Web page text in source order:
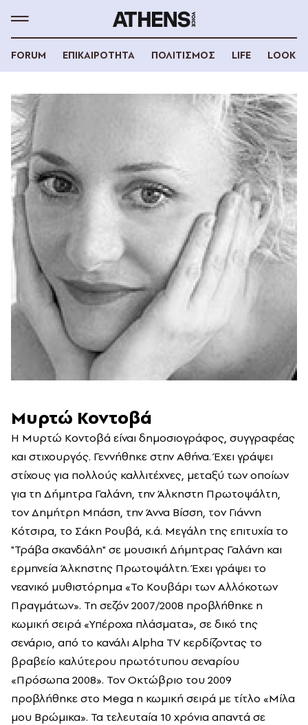
FORUM ΕΠΙΚΑΙΡΟΤΗΤΑ ΠΟΛΙΤΙΣΜΟΣ LIFE LOOK
Μυρτώ Κοντοβά
Η Μυρτώ Κοντοβά είναι δημοσιογράφος, συγγραφέας
και στιχουργός. Γεννήθηκε στην Αθήνα. Έχει γράψει
στίχους για πολλούς καλλιτέχνες, μεταξύ των οποίων
για τη Δήμητρα Γαλάνη, την Άλκηστη Πρωτοψάλτη,
τον Δημήτρη Μπάση, την Άννα Βίσση, τον Γιάννη
Κότσιρα, το Σάκη Ρουβά, κ.ά. Μεγάλη της επιτυχία το
"Τράβα σκανδάλη" σε μουσική Δήμητρας Γαλάνη και
ερμηνεία Άλκηστης Πρωτοψάλτη. Έχει γράψει το
νεανικό μυθιστόρημα «Το Κουβάρι των Αλλόκοτων
Πραγμάτων». Τη σεζόν 2007/2008 προβλήθηκε η
κωμική σειρά «Υπέροχα πλάσματα», σε δικό της
σενάριο, από το κανάλι Alpha TV κερδίζοντας το
βραβείο καλύτερου πρωτότυπου σεναρίου
«Πρόσωπα 2008». Τον Οκτώβριο του 2009
προβλήθηκε στο Mega η κωμική σειρά με τίτλο «Μίλα
μου Βρώμικα». Τα τελευταία 10 χρόνια απαντά σε